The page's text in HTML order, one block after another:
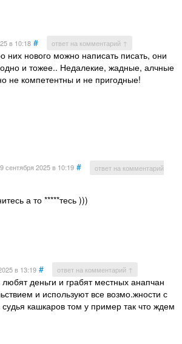
в 10:18 # ответ на комментарий ↑
них нового можно написать писать, они
и тожее.. Недалекие, жадные, алчные
не компетентны и не пригодные!
сентября 2025в 10:19 # ответ на комментарий
а то *****тесь )))
в 13:19 # ответ на комментарий ↑
любят деньги и грабят местных анапчан
и используют все возмо.жности с
кашкаров том у пример так что ждем